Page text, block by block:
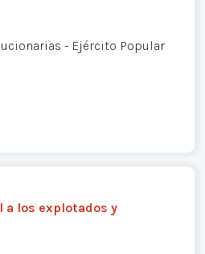
- Ejército Popular
a los explotados y